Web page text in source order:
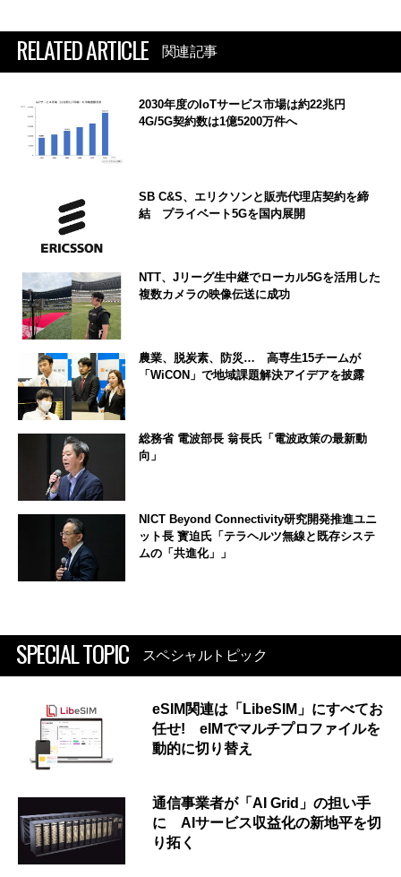
RELATED ARTICLE 関連記事
2030年度のIoTサービス市場は約22兆円
4G/5G契約数は1億5200万件へ
SB C&S、エリクソンと販売代理店契約を締
結 プライベート5Gを国内展開
NTT、Jリーグ生中継でローカル5Gを活用した
複数カメラの映像伝送に成功
農業、脱炭素、防災… 高専生15チームが
「WiCON」で地域課題解決アイデアを披露
総務省 電波部長 翁長氏「電波政策の最新動
向」
NICT Beyond Connectivity研究開発推進ユニ
ット長 寳迫氏「テラヘルツ無線と既存システ
ムの「共進化」」
SPECIAL TOPIC スペシャルトピック
eSIM関連は「LibeSIM」にすべてお
任せ! eIMでマルチプロファイルを
動的に切り替え
通信事業者が「AI Grid」の担い手
に AIサービス収益化の新地平を切
り拓く